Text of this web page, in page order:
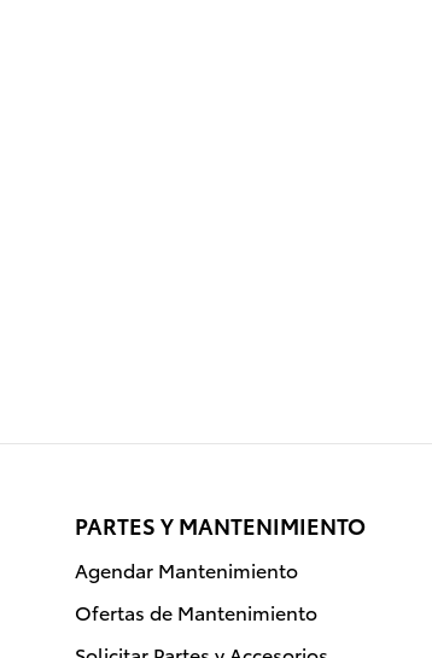
PARTES Y MANTENIMIENTO
Agendar Mantenimiento
Ofertas de Mantenimiento